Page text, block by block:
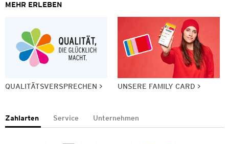
MEHR ERLEBEN
QUALITÄTSVERSPRECHEN UNSERE FAMILY CARD
Zahlarten Service Unternehmen